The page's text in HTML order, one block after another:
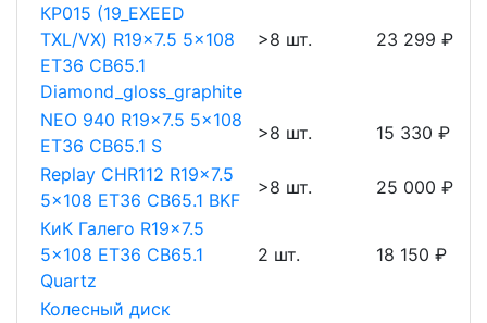
КР015 (19_EXEED
TXL/VX) R19x7.5 5x108
ET36 CB65.1
Diamond_gloss_graphite
>8 шт. 23 299 ₽
NEO 940 R19x7.5 5x108
ET36 CB65.1 S
>8 шт.
15 330 ₽
Replay CHR112 R19x7.5
5x108 ET36 CB65.1 BKF
>8 шт.
25 000 ₽
КиК Галего R19x7.5
5x108 ET36 CB65.1
Quartz
2 шт. 18 150 ₽
Колесный диск